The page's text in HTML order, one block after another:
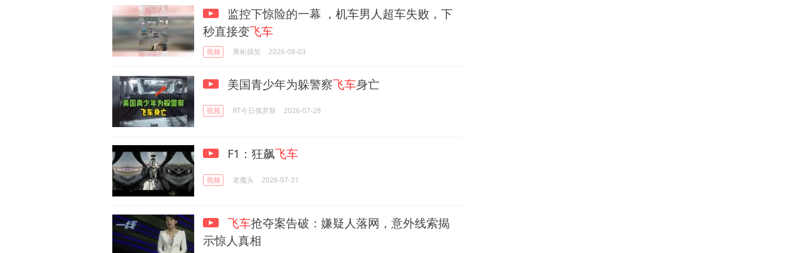
监控下惊险的一幕 ，机车男人超车失败，下
秒直接变飞车
视频 乘彬搞笑 2026-08-03
美国青少年为躲警察飞车身亡
视频 RT今日俄罗斯 2026-07-28
F1：狂飙飞车
视频 老魔头 2026-07-31
飞车抢夺案告破：嫌疑人落网，意外线索揭
示惊人真相